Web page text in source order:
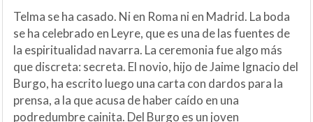
Telma se ha casado. Ni en Roma ni en Madrid. La boda
se ha celebrado en Leyre, que es una de las fuentes de
la espiritualidad navarra. La ceremonia fue algo más
que discreta: secreta. El novio, hijo de Jaime Ignacio del
Burgo, ha escrito luego una carta con dardos para la
prensa, a la que acusa de haber caído en una
podredumbre cainita. Del Burgo es un joven